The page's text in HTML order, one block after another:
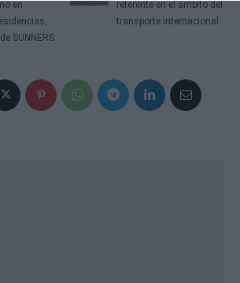
en
SUNNERS
referente en el ámbito del
transporte internacional